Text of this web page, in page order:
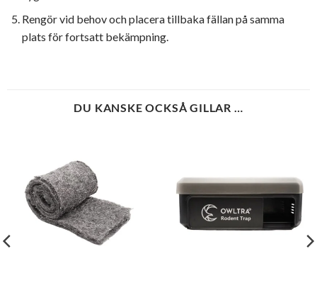
Rengör vid behov och placera tillbaka fällan på samma
plats för fortsatt bekämpning.
DU KANSKE OCKSÅ GILLAR …